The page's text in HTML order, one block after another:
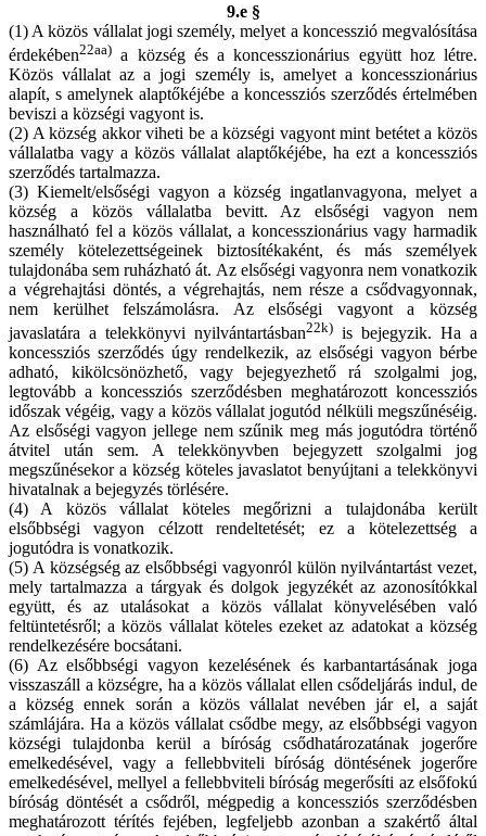
9.e §
(1) A közös vállalat jogi személy, melyet a koncesszió megvalósítása
érdekében22aa) a község és a koncesszionárius együtt hoz létre.
Közös vállalat az a jogi személy is, amelyet a koncesszionárius
alapít, s amelynek alaptőkéjébe a koncessziós szerződés értelmében
beviszi a községi vagyont is.
(2) A község akkor viheti be a községi vagyont mint betétet a közös
vállalatba vagy a közös vállalat alaptőkéjébe, ha ezt a koncessziós
szerződés tartalmazza.
(3) Kiemelt/elsőségi vagyon a község ingatlanvagyona, melyet a
község a közös vállalatba bevitt. Az elsőségi vagyon nem
használható fel a közös vállalat, a koncesszionárius vagy harmadik
személy kötelezettségeinek biztosítékaként, és más személyek
tulajdonába sem ruházható át. Az elsőségi vagyonra nem vonatkozik
a végrehajtási döntés, a végrehajtás, nem része a csődvagyonnak,
nem kerülhet felszámolásra. Az elsőségi vagyont a község
javaslatára a telekkönyvi nyilvántartásban22k) is bejegyzik. Ha a
koncessziós szerződés úgy rendelkezik, az elsőségi vagyon bérbe
adható, kikölcsönözhető, vagy bejegyezhető rá szolgalmi jog,
legtovább a koncessziós szerződésben meghatározott koncessziós
időszak végéig, vagy a közös vállalat jogutód nélküli megszűnéséig.
Az elsőségi vagyon jellege nem szűnik meg más jogutódra történő
átvitel után sem. A telekkönyvben bejegyzett szolgalmi jog
megszűnésekor a község köteles javaslatot benyújtani a telekkönyvi
hivatalnak a bejegyzés törlésére.
(4) A közös vállalat köteles megőrizni a tulajdonába került
elsőbbségi vagyon célzott rendeltetését; ez a kötelezettség a
jogutódra is vonatkozik.
(5) A községség az elsőbbségi vagyonról külön nyilvántartást vezet,
mely tartalmazza a tárgyak és dolgok jegyzékét az azonosítókkal
együtt, és az utalásokat a közös vállalat könyvelésében való
feltüntetésről; a közös vállalat köteles ezeket az adatokat a község
rendelkezésére bocsátani.
(6) Az elsőbbségi vagyon kezelésének és karbantartásának joga
visszaszáll a községre, ha a közös vállalat ellen csődeljárás indul, de
a község ennek során a közös vállalat nevében jár el, a saját
számlájára. Ha a közös vállalat csődbe megy, az elsőbbségi vagyon
községi tulajdonba kerül a bíróság csődhatározatának jogerőre
emelkedésével, vagy a fellebbviteli bíróság döntésének jogerőre
emelkedésével, mellyel a fellebbviteli bíróság megerősíti az elsőfokú
bíróság döntését a csődről, mégpedig a koncessziós szerződésben
meghatározott térítés fejében, legfeljebb azonban a szakértő által